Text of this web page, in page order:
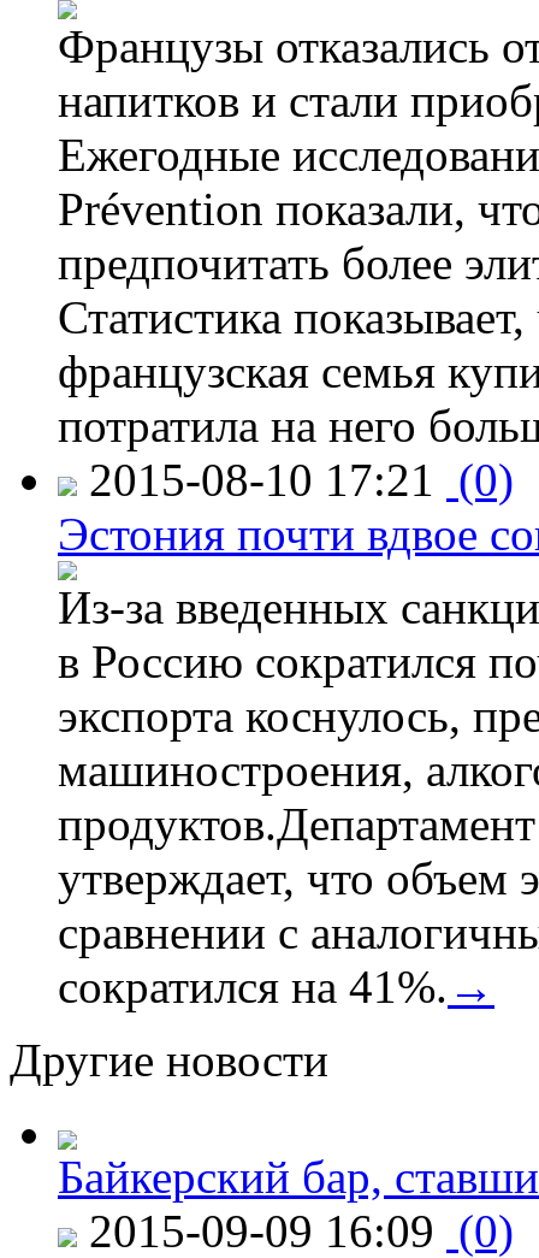
Французы отказались
напитков и стали
Ежегодные
Prévention показали,
предпочитать более
Статистика
французская семья
потратила на него
2015-08-10 17:21 (0)
Эстония почти вдвое
Из-за введенных
в Россию сократился
экспорта коснулось,
машиностроения,
утверждает, что объем
сравнении с
сократился на 41%. →
Другие новости
Байкерский бар,
2015-09-09 16:09 (0)